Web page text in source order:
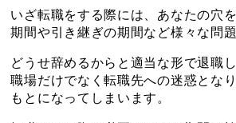
いざ転職をする際には、あなたの穴
期間や引き継ぎの期間など様々な問題
どうせ辞めるからと適当な形で退職
職場だけでなく転職先への迷惑とな
もとになってしまいます。